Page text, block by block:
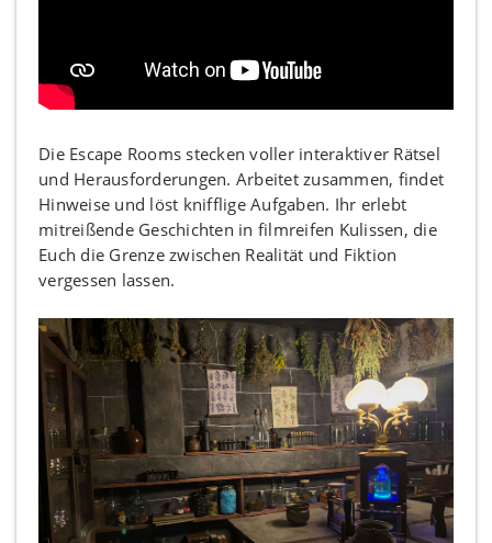
Die Escape Rooms stecken voller interaktiver Rätsel
und Herausforderungen. Arbeitet zusammen, findet
Hinweise und löst knifflige Aufgaben. Ihr erlebt
mitreißende Geschichten in filmreifen Kulissen, die
Euch die Grenze zwischen Realität und Fiktion
vergessen lassen.